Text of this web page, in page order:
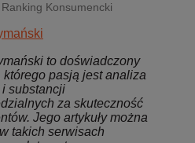
Konsumencki
to doświadczony
którego pasją jest analiza
i substancji
za skuteczność
Jego artykuły można
takich serwisach